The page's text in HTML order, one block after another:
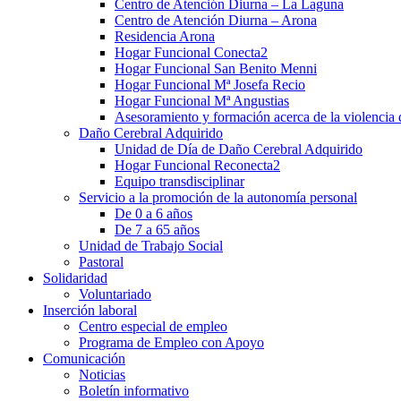
Centro de Atención Diurna – La Laguna
Centro de Atención Diurna – Arona
Residencia Arona
Hogar Funcional Conecta2
Hogar Funcional San Benito Menni
Hogar Funcional Mª Josefa Recio
Hogar Funcional Mª Angustias
Asesoramiento y formación acerca de la violencia
Daño Cerebral Adquirido
Unidad de Día de Daño Cerebral Adquirido
Hogar Funcional Reconecta2
Equipo transdisciplinar
Servicio a la promoción de la autonomía personal
De 0 a 6 años
De 7 a 65 años
Unidad de Trabajo Social
Pastoral
Solidaridad
Voluntariado
Inserción laboral
Centro especial de empleo
Programa de Empleo con Apoyo
Comunicación
Noticias
Boletín informativo